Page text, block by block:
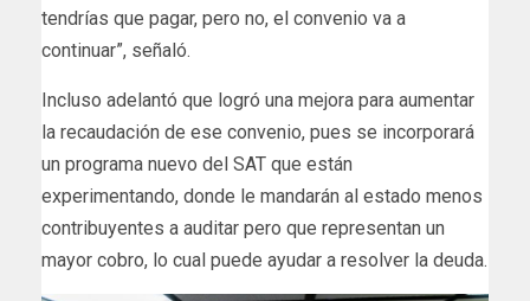
tendrías que pagar, pero no, el convenio va a
continuar”, señaló.
Incluso adelantó que logró una mejora para aumentar
la recaudación de ese convenio, pues se incorporará
un programa nuevo del SAT que están
experimentando, donde le mandarán al estado menos
contribuyentes a auditar pero que representan un
mayor cobro, lo cual puede ayudar a resolver la deuda.